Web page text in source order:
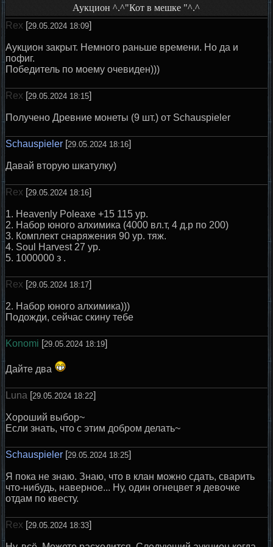
Аукцион ^.^"Кот в мешке "^.^
Rex [29.05.2024 18:09]
Аукцион закрыт. Немного раньше времени. Но да и
пофиг.
Победитель по моему очевиден)))
Rex [29.05.2024 18:15]
Получено Древние монеты (9 шт.) от Schauspieler
Schauspieler[29.05.2024 18:16]
Давай вторую шкатулку)
Rex [29.05.2024 18:16]
1. Heavenly Poleaxe +15 115 ур.
2. Набор юного алхимика (4000 вл.т, 4 д.р по 200)
3. Комплект снаряжения 90 ур. тяж.
4. Soul Harvest 27 ур.
5. 1000000 з .
Rex [29.05.2024 18:17]
2. Набор юного алхимика)))
Подожди, сейчас скину тебе
Konomi [29.05.2024 18:19]
Дайте два
Luna [29.05.2024 18:22]
Хороший выбор~
Если знать, что с этим добром делать~
Schauspieler[29.05.2024 18:25]
Я пока не знаю. Знаю, что в клан можно сдать, сварить
что-нибудь, наверное... Ну, один огнецвет я девочке
отдам по квесту.
Rex [29.05.2024 18:33]